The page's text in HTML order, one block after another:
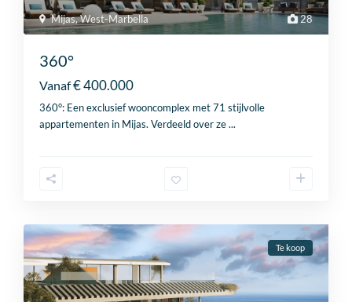
28
Mijas,West-Marbella
360°
Vanaf€ 400.000
360°: Een exclusief wooncomplex met 71 stijlvolle
appartementen in Mijas. Verdeeld over ze...
Te koop